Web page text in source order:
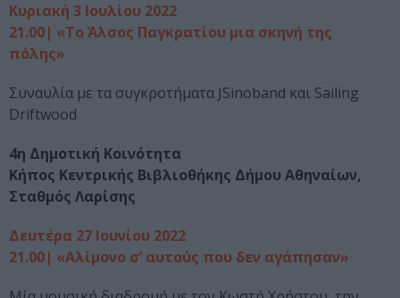
Κυριακή 3 Ιουλίου 2022
21.00| «Το Άλσος Παγκρατίου μια σκηνή της
πόλης»
Συναυλία με τα συγκροτήματα JSinoband και Sailing
Driftwood
4η Δημοτική Κοινότητα
Κήπος Κεντρικής Βιβλιοθήκης Δήμου Αθηναίων,
Σταθμός Λαρίσης
Δευτέρα 27 Ιουνίου 2022
21.00| «Αλίμονο σ’ αυτούς που δεν αγάπησαν»